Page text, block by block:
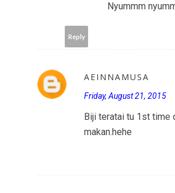
Nyummm
Reply
AEINNAMUSA
Friday, August 21, 2015
Biji teratai tu 1st time
makan.hehe